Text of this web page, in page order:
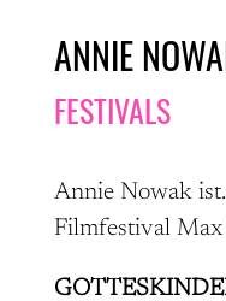
ANNIE
FESTIVALS
Annie Nowak
Filmfestival